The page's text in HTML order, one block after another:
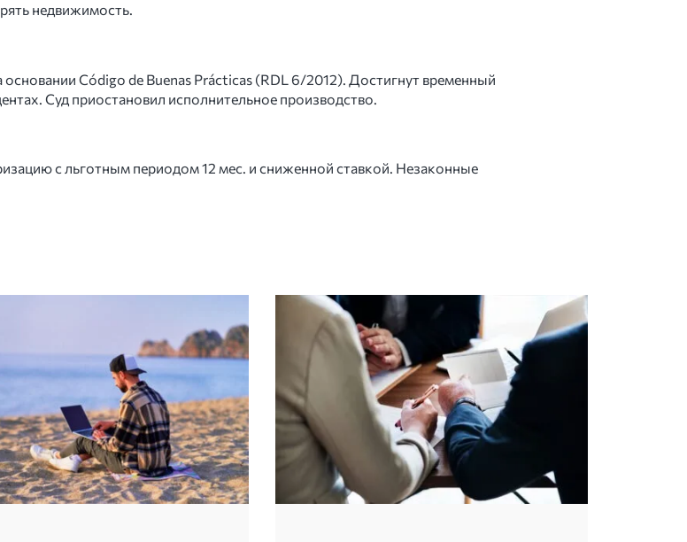
недвижимость.
Código de Buenas Prácticas (RDL 6/2012). Достигнут временный
Суд приостановил исполнительное производство.
с льготным периодом 12 мес. и сниженной ставкой. Незаконные